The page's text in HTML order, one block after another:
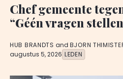
Chef gemeente
“Géén vragen
HUB BRANDTS and BJORN
augustus 5, 2026 LEDEN